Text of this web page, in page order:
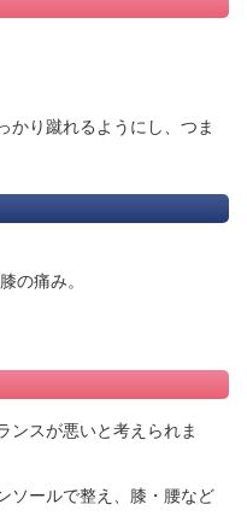
かり蹴れるようにし、つま
の痛み。
ンスが悪いと考えられま
ソールで整え、膝・腰など